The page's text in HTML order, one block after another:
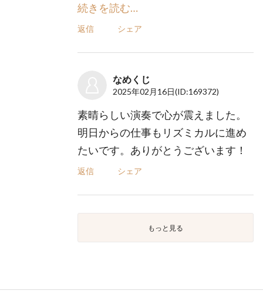
続きを読む…
返信 シェア
なめくじ
2025年02月16日(ID:169372)
素晴らしい演奏で心が震えました。
明日からの仕事もリズミカルに進め
たいです。ありがとうございます！
返信 シェア
もっと見る